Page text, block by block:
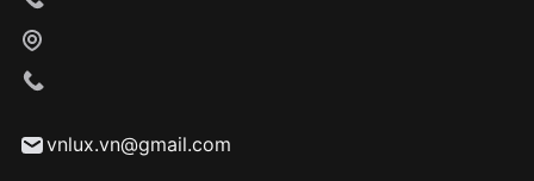
Từ khóa SEO:
vnlux.vn@gmail.com